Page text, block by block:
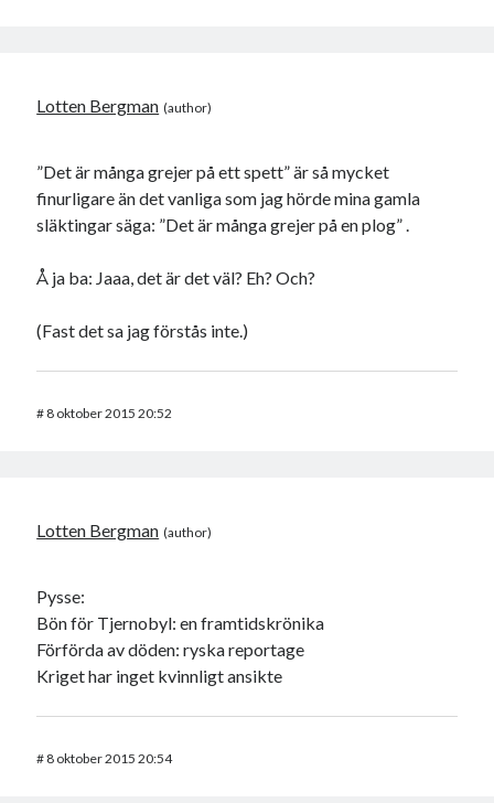
Lotten Bergman
”Det är många grejer på ett spett” är så mycket
finurligare än det vanliga som jag hörde mina gamla
släktingar säga: ”Det är många grejer på en plog” .
Å ja ba: Jaaa, det är det väl? Eh? Och?
(Fast det sa jag förstås inte.)
# 8 oktober 2015 20:52
Lotten Bergman
Pysse:
Bön för Tjernobyl: en framtidskrönika
Förförda av döden: ryska reportage
Kriget har inget kvinnligt ansikte
# 8 oktober 2015 20:54